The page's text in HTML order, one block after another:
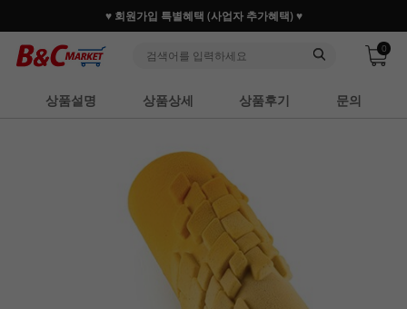
♥ 회원가입 특별혜택 (사업자 추가혜택) ♥
0
상품설명 상품상세 상품후기 문의